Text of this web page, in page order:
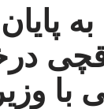
با